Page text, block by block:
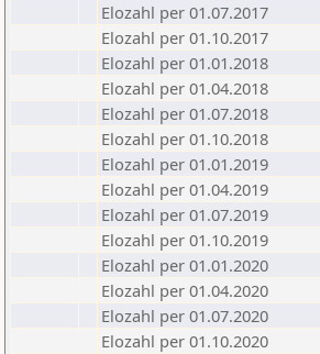
Elozahl per 01.07.2017
Elozahl per 01.10.2017
Elozahl per 01.01.2018
Elozahl per 01.04.2018
Elozahl per 01.07.2018
Elozahl per 01.10.2018
Elozahl per 01.01.2019
Elozahl per 01.04.2019
Elozahl per 01.07.2019
Elozahl per 01.10.2019
Elozahl per 01.01.2020
Elozahl per 01.04.2020
Elozahl per 01.07.2020
Elozahl per 01.10.2020